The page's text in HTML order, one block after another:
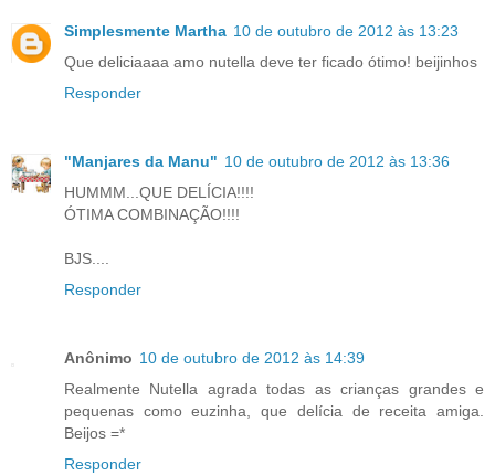
Simplesmente Martha 10 de outubro de 2012 às 13:23
Que deliciaaaa amo nutella deve ter ficado ótimo! beijinhos
Responder
"Manjares da Manu" 10 de outubro de 2012 às 13:36
HUMMM...QUE DELÍCIA!!!!
ÓTIMA COMBINAÇÃO!!!!
BJS....
Responder
Anônimo 10 de outubro de 2012 às 14:39
Realmente Nutella agrada todas as crianças grandes e
pequenas como euzinha, que delícia de receita amiga.
Beijos =*
Responder